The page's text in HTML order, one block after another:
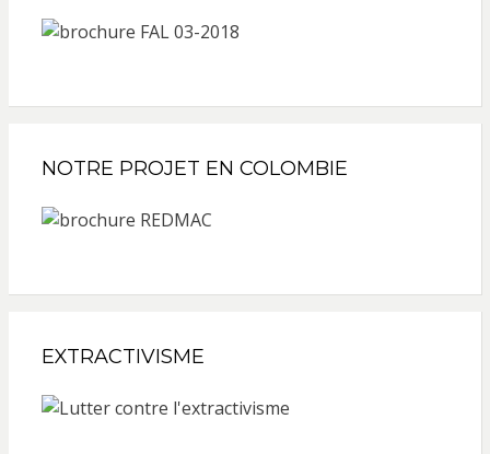
NOTRE PROJET EN COLOMBIE
EXTRACTIVISME